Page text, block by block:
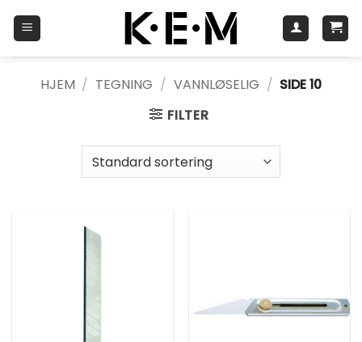
HJEM / TEGNING / VANNLØSELIG / SIDE 10
FILTER